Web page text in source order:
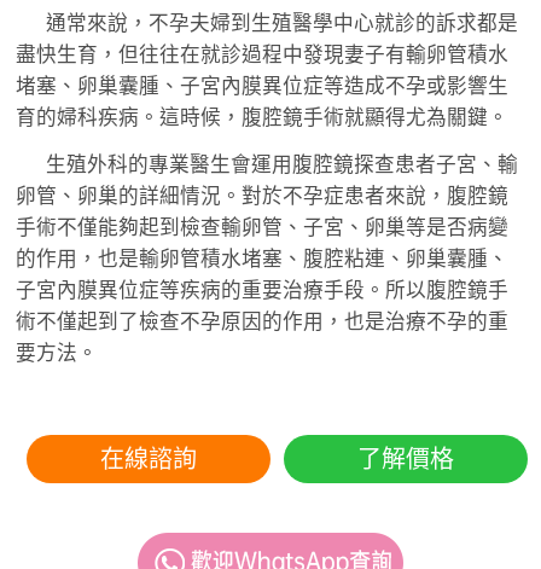
通常來說，不孕夫婦到生殖醫學中心就診的訴求都是
盡快生育，但往往在就診過程中發現妻子有輸卵管積水
堵塞、卵巢囊腫、子宮內膜異位症等造成不孕或影響生
育的婦科疾病。這時候，腹腔鏡手術就顯得尤為關鍵。
生殖外科的專業醫生會運用腹腔鏡探查患者子宮、輸
卵管、卵巢的詳細情況。對於不孕症患者來說，腹腔鏡
手術不僅能夠起到檢查輸卵管、子宮、卵巢等是否病變
的作用，也是輸卵管積水堵塞、腹腔粘連、卵巢囊腫、
子宮內膜異位症等疾病的重要治療手段。所以腹腔鏡手
術不僅起到了檢查不孕原因的作用，也是治療不孕的重
要方法。
在線諮詢 了解價格